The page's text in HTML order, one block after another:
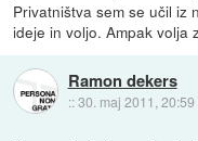
Privatništva sem se učil iz
ideje in voljo. Ampak volja
Ramon dekers
::30. maj 2011, 20:59